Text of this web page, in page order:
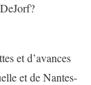
et d’avances
et de Nantes-